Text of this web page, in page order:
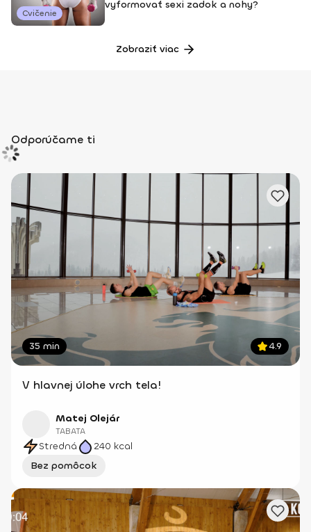
Cvičenie
vyformovať sexi zadok a nohy?
Zobraziť viac
Odporúčame ti
35 min 4.9
V hlavnej úlohe vrch tela!
Matej Olejár
TABATA
Stredná 240 kcal
Bez pomôcok